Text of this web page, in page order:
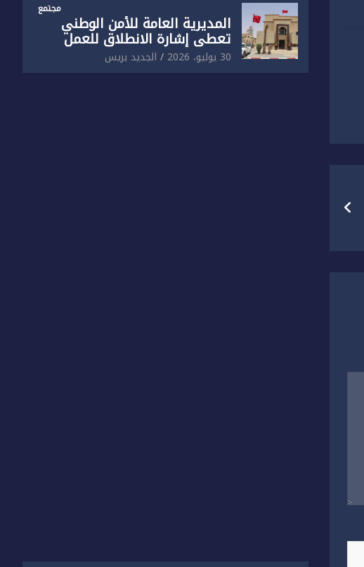
مجتمع
المديرية العامة للأمن الوطني
تعطي إشارة الانطلاق للعمل
بالمقر الجديد للدائرة الثالثة
للشرطة بولاية أمن العيون
30 يوليو، 2026 الجديد بريس